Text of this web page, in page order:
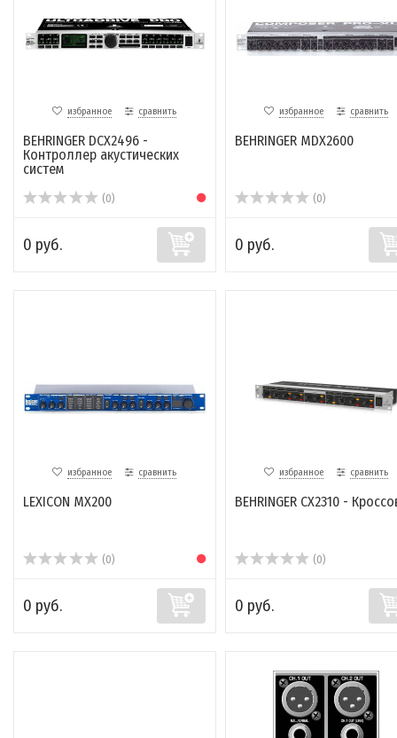
избранное сравнить
BEHRINGER DCX2496 -
Контроллер акустических
систем
(0)
0 руб.
избранное сравнить
BEHRINGER MDX2600
(0)
0 руб.
избранное сравнить
LEXICON MX200
(0)
0 руб.
избранное сравнить
BEHRINGER CX2310 -
(0)
0 руб.